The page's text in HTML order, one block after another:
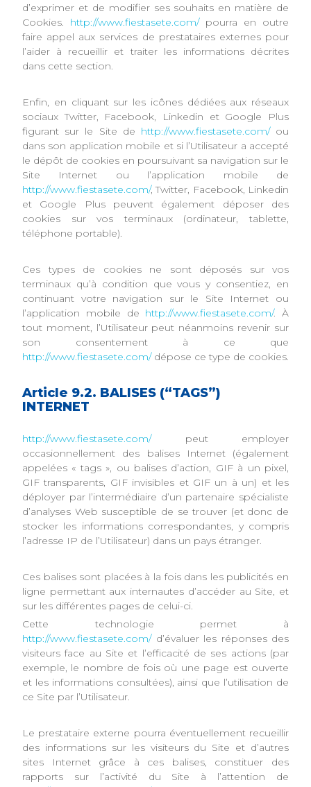
d’exprimer et de modifier ses souhaits en matière de
Cookies. http://www.fiestasete.com/pourra en outre
faire appel aux services de prestataires externes pour
l’aider à recueillir et traiter les informations décrites
dans cette section.
Enfin, en cliquant sur les icônes dédiées aux réseaux
sociaux Twitter, Facebook, Linkedin et Google Plus
figurant sur le Site de http://www.fiestasete.com/ou
dans son application mobile et si l’Utilisateur a accepté
le dépôt de cookies en poursuivant sa navigation sur le
Site Internet ou l’application mobile de
http://www.fiestasete.com/, Twitter, Facebook, Linkedin
et Google Plus peuvent également déposer des
cookies sur vos terminaux (ordinateur, tablette,
téléphone portable).
Ces types de cookies ne sont déposés sur vos
terminaux qu’à condition que vous y consentiez, en
continuant votre navigation sur le Site Internet ou
l’application mobile de http://www.fiestasete.com/. À
tout moment, l’Utilisateur peut néanmoins revenir sur
son consentement à ce que
http://www.fiestasete.com/dépose ce type de cookies.
Article 9.2. BALISES (“TAGS”)
INTERNET
http://www.fiestasete.com/peut employer
occasionnellement des balises Internet (également
appelées « tags », ou balises d’action, GIF à un pixel,
GIF transparents, GIF invisibles et GIF un à un) et les
déployer par l’intermédiaire d’un partenaire spécialiste
d’analyses Web susceptible de se trouver (et donc de
stocker les informations correspondantes, y compris
l’adresse IP de l’Utilisateur) dans un pays étranger.
Ces balises sont placées à la fois dans les publicités en
ligne permettant aux internautes d’accéder au Site, et
sur les différentes pages de celui-ci.
Cette technologie permet à
http://www.fiestasete.com/d’évaluer les réponses des
visiteurs face au Site et l’efficacité de ses actions (par
exemple, le nombre de fois où une page est ouverte
et les informations consultées), ainsi que l’utilisation de
ce Site par l’Utilisateur.
Le prestataire externe pourra éventuellement recueillir
des informations sur les visiteurs du Site et d’autres
sites Internet grâce à ces balises, constituer des
rapports sur l’activité du Site à l’attention de